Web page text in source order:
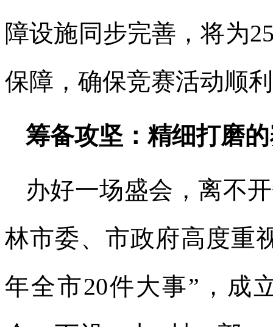
障设施同步完善，将为
保障，确保竞赛活动顺
筹备攻坚：精细打磨
办好一场盛会，离不
林市委、市政府高度重
年全市20件大事”，成